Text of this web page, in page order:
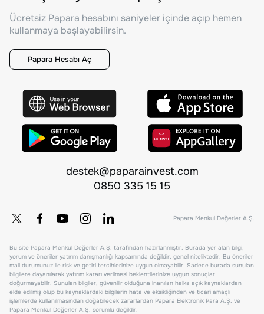
Ücretsiz Papara hesabını saniyeler içinde açıp hemen
kullanmaya başlayabilirsin.
Papara Hesabı Aç
destek@paparainvest.com
0850 335 15 15
Papara Menkul Değerler A.Ş.
Bu site Papara Menkul Değerler A.Ş. tarafından hazırlanmıştır. Burada yer alan bilgi,
yorum ve öneriler yatırım danışmanlığı kapsamında değildir, genel niteliktedir. Bu öneriler
mali durumunuz ile risk ve getiri tercihlerinize uygun olmayabilir. Sadece burada sunulan
bilgilere dayanılarak yatırım kararı verilmesi beklentilerinize uygun sonuçlar
doğurmayabilir. Sunulan bilgiler, güvenilir olduğuna inanılan halka açık kaynaklardan
elde edilmiş olup bu kaynaklardaki bilgilerin hata ve eksikliğinden ve ticari amaçlı
işlemlerde kullanılmasından doğabilecek zararlardan Papara Elektronik Para A.Ş. ve
Papara Menkul Değerler A.Ş. sorumlu değildir.